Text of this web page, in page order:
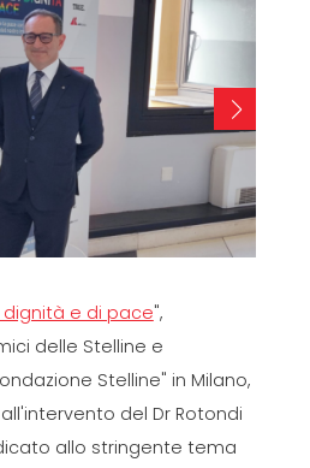
e di pace",
delle Stelline e
Stelline" in Milano,
del Dr Rotondi
allo stringente tema